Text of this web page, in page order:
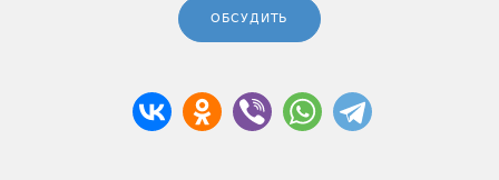
ОБСУДИТЬ